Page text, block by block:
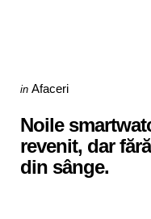
Categories
Posted
in Afaceri
Noile
revenit, dar
din sânge.